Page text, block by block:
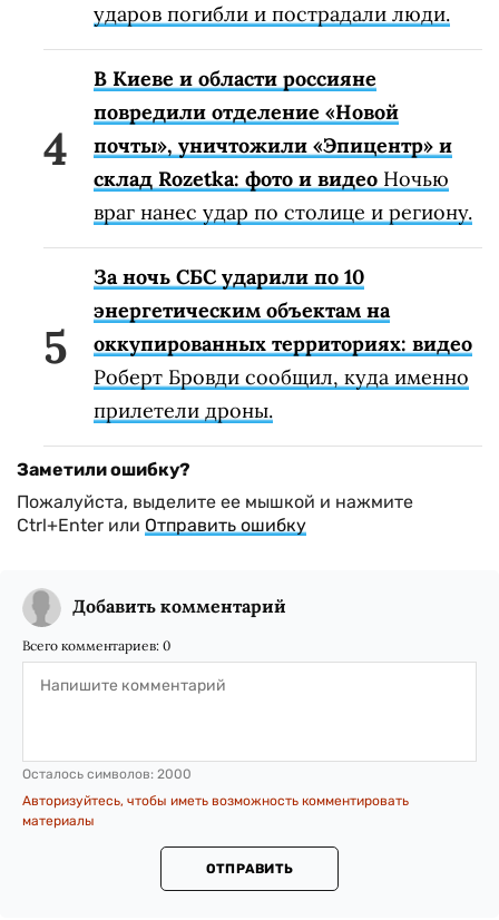
ударов погибли и пострадали люди.
В Киеве и области россияне
повредили отделение «Новой
почты», уничтожили «Эпицентр» и
склад Rozetka: фото и видео Ночью
враг нанес удар по столице и региону.
За ночь СБС ударили по 10
энергетическим объектам на
оккупированных территориях: видео
Роберт Бровди сообщил, куда именно
прилетели дроны.
Заметили ошибку?
Пожалуйста, выделите ее мышкой и нажмите
Ctrl+Enter или Отправить ошибку
Добавить комментарий
Всего комментариев: 0
Осталось символов: 2000
Авторизуйтесь, чтобы иметь возможность комментировать
материалы
ОТПРАВИТЬ